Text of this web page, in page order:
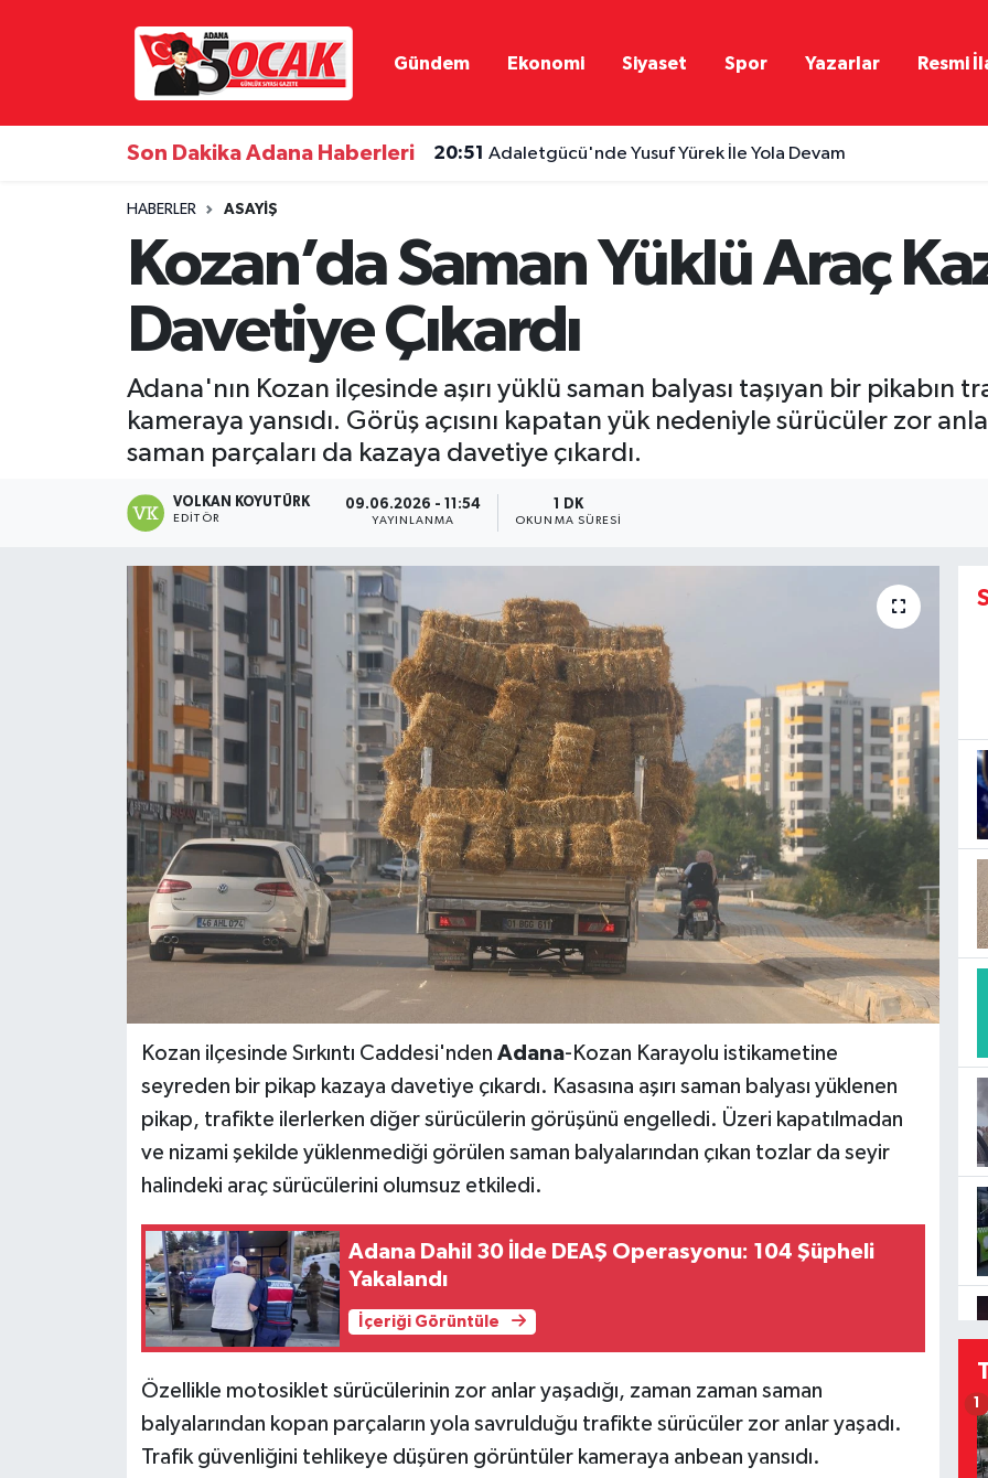
Gündem Ekonomi Siyaset Spor Yazarlar Resmi
Son Dakika Adana Haberleri 20:51 Adaletgücü'nde Yusuf Yürek İle Yola Devam
HABERLER ASAYIŞ
Kozan’da Saman Yüklü Araç
Davetiye Çıkardı
Adana'nın Kozan ilçesinde aşırı yüklü saman balyası taşıyan bir
kameraya yansıdı. Görüş açısını kapatan yük nedeniyle sürücüler zor
saman parçaları da kazaya davetiye çıkardı.
VOLKAN KOYUTÜRK
EDITÖR
09.06.2026 - 11:54
YAYINLANMA
1 DK
OKUNMA SÜRESI
Kozan ilçesinde Sırkıntı Caddesi'nden Adana-Kozan Karayolu istikametine
seyreden bir pikap kazaya davetiye çıkardı. Kasasına aşırı saman balyası yüklenen
pikap, trafikte ilerlerken diğer sürücülerin görüşünü engelledi. Üzeri kapatılmadan
ve nizami şekilde yüklenmediği görülen saman balyalarından çıkan tozlar da seyir
halindeki araç sürücülerini olumsuz etkiledi.
Adana Dahil 30 İlde DEAŞ Operasyonu: 104 Şüpheli
Yakalandı
İçeriği Görüntüle
Özellikle motosiklet sürücülerinin zor anlar yaşadığı, zaman zaman saman
balyalarından kopan parçaların yola savrulduğu trafikte sürücüler zor anlar yaşadı.
Trafik güvenliğini tehlikeye düşüren görüntüler kameraya anbean yansıdı.
1
Gündem
Magazin
Resmi İlanlar
Siyaset
Yerel Yönetimler
Adana Nöbetçi Eczaneler
Adana Hava Durumu
Adana Trafik Yoğunluk Haritası
Süper Lig Puan Durumu ve Fikstür
Son Dakika Haberleri